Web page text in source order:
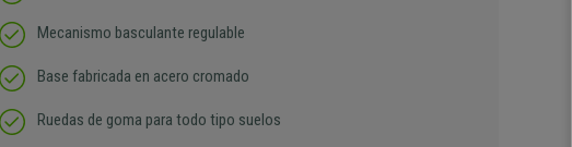
Mecanismo basculante regulable
Base fabricada en acero cromado
Ruedas de goma para todo tipo suelos